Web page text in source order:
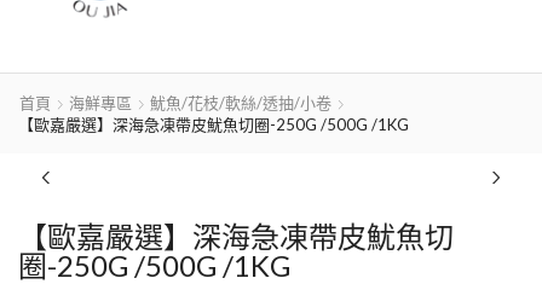
首頁 海鮮專區
魷魚/花枝/軟絲/透抽/小卷
【歐嘉嚴選】深海急凍帶皮魷魚切圈-250G /500G /1KG
【歐嘉嚴選】深海急凍帶皮魷魚切
圈-250G /500G /1KG